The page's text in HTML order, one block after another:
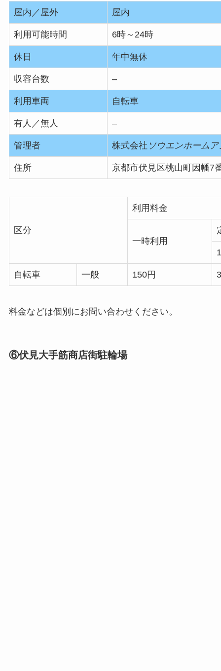
屋内／屋外 屋内
利用可能時間 6時～24時
休日 年中無休
収容台数 –
利用車両 自転車
有人／無人 –
管理者 株式会社 ソウエンホーム
住所 京都市伏見区桃山町因幡7
区分
利用料金
一時利用
自転車 一般 150円
料金などは個別にお問い合わせください。
⑥伏見大手筋商店街駐輪場